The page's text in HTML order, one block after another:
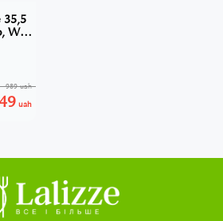
35,5
WL-
uah
989 uah